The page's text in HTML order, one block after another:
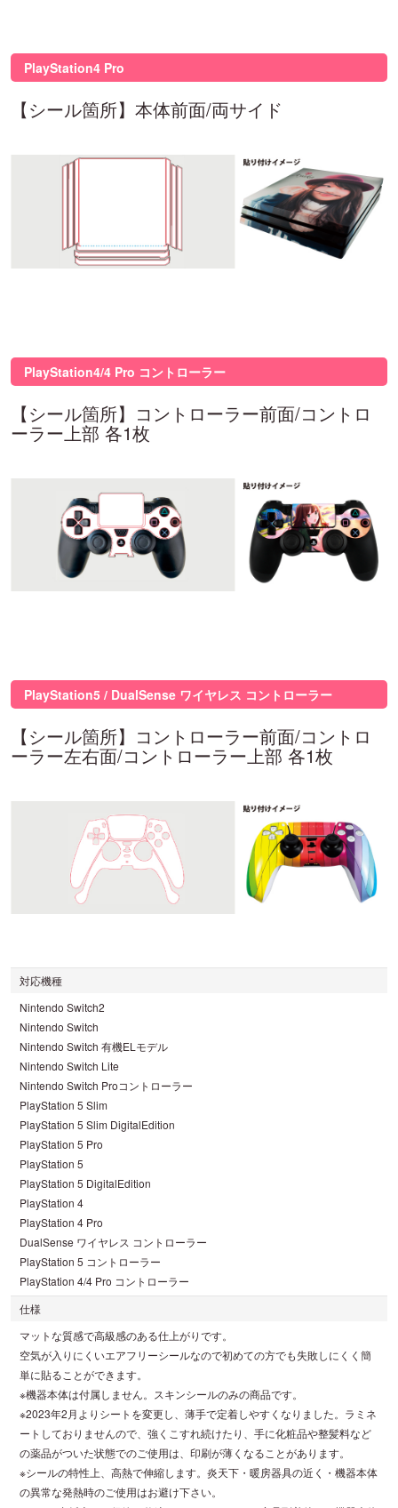
PlayStation4 Pro
【シール箇所】本体前面/両サイド
PlayStation4/4 Pro コントローラー
【シール箇所】コントローラー前面/コントロ
ーラー上部 各1枚
PlayStation5 / DualSense ワイヤレス コントローラー
【シール箇所】コントローラー前面/コントロ
ーラー左右面/コントローラー上部 各1枚
対応機種
Nintendo Switch2
Nintendo Switch
Nintendo Switch 有機ELモデル
Nintendo Switch Lite
Nintendo Switch Proコントローラー
PlayStation 5 Slim
PlayStation 5 Slim DigitalEdition
PlayStation 5 Pro
PlayStation 5
PlayStation 5 DigitalEdition
PlayStation 4
PlayStation 4 Pro
DualSense ワイヤレス コントローラー
PlayStation 5 コントローラー
PlayStation 4/4 Pro コントローラー
仕様
マットな質感で高級感のある仕上がりです。
空気が入りにくいエアフリーシールなので初めての方でも失敗しにくく簡
単に貼ることができます。
※機器本体は付属しません。スキンシールのみの商品です。
※2023年2月よりシートを変更し、薄手で定着しやすくなりました。ラミネ
ートしておりませんので、強くこすれ続けたり、手に化粧品や整髪料など
の薬品がついた状態でのご使用は、印刷が薄くなることがあります。
※シールの特性上、高熱で伸縮します。炎天下・暖房器具の近く・機器本体
の異常な発熱時のご使用はお避け下さい。